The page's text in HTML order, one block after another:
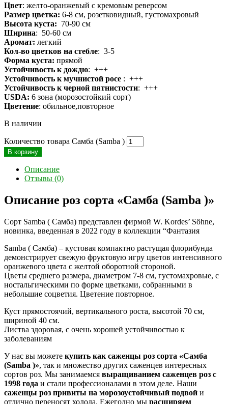
Цвет: желто-оранжевый с кремовым реверсом
Размер цветка: 6-8 см, розетковидный, густомахровый
Высота куста: 70-90 см
Ширина: 50-60 см
Аромат: легкий
Кол-во цветков на стебле: 3-5
Форма куста: прямой
Устойчивость к дождю: +++
Устойчивость к мучнистой росе : +++
Устойчивость к черной пятнистости: +++
USDA: 6 зона (морозостойкий сорт)
Цветение: обильное,повторное
В наличии
Количество товара Самба (Samba )
В корзину
Описание
Отзывы (0)
Описание роз сорта «Самба (Samba )»
Сорт Samba ( Самба) представлен фирмой W. Kordes’ Söhne,
новинка, введенная в 2022 году в коллекции “Фантазия
Samba ( Самба) – кустовая компактно растущая флорибунда
демонстрирует свежую фруктовую игру цветов интенсивного
оранжевого цвета с желтой оборотной стороной.
Цветы среднего размера, диаметром 7-8 см, густомахровые, с
ностальгическими по форме цветками, собранными в
небольшие соцветия. Цветение повторное.
Куст прямостоячий, вертикального роста, высотой 70 см,
шириной 40 см.
Листва здоровая, с очень хорошей устойчивостью к
заболеваниям
У нас вы можете купить как саженцы роз сорта «Самба
(Samba )», так и множество других саженцев интересных
сортов роз. Мы занимаемся выращиванием саженцев роз с
1998 года и стали профессионалами в этом деле. Наши
саженцы роз привиты на морозоустойчивый подвой и
отлично переносят холода. Ежегодно мы расширяем